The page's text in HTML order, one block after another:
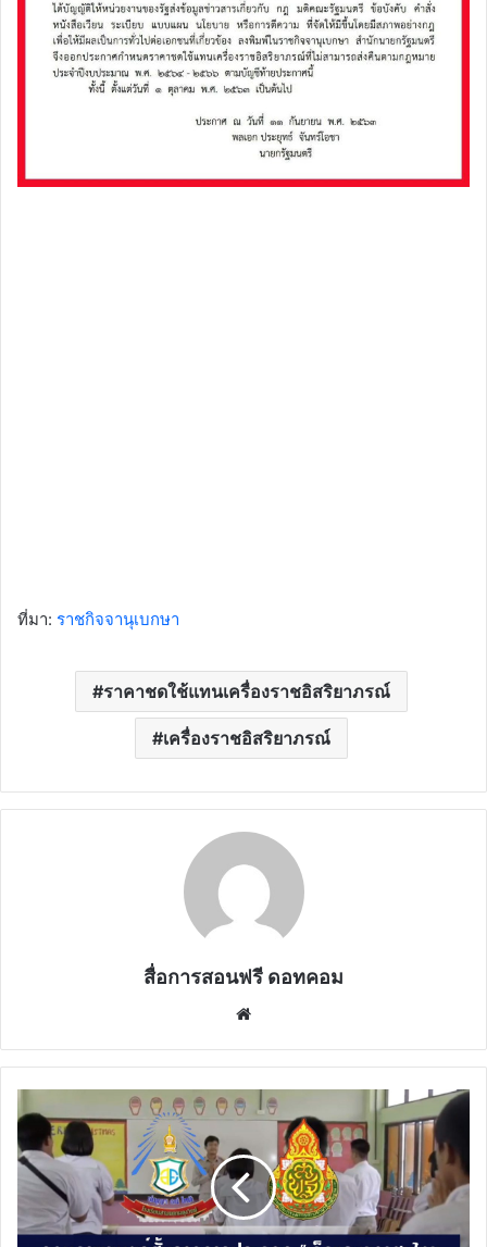
ที่มา: ราชกิจจานุเบกษา
ราคาชดใช้แทนเครื่องราชอิสริยาภรณ์
เครื่องราชอิสริยาภรณ์
สื่อการสอนฟรี ดอทคอม
รวม
ภาพยนตร์
สั้น
จาก
การ
ประกวด
"เด็ก